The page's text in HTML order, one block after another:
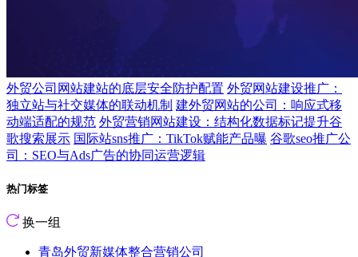
外贸公司网站建站的底层安全防护配置 外贸网站建设推广：
独立站与社交媒体的联动机制 建外贸网站的公司：响应式移
动端适配的规范 外贸营销网站建设：结构化数据标记提升谷
歌搜索展示 国际站sns推广：TikTok赋能产品曝 谷歌seo推广公
司：SEO与Ads广告的协同运营逻辑
热门标签
换一组
青岛外贸新媒体整合营销公司